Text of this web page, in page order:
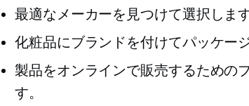
最適なメーカーを見つけて選択します
化粧品にブランドを付けてパッケー
製品をオンラインで販売するための
す。